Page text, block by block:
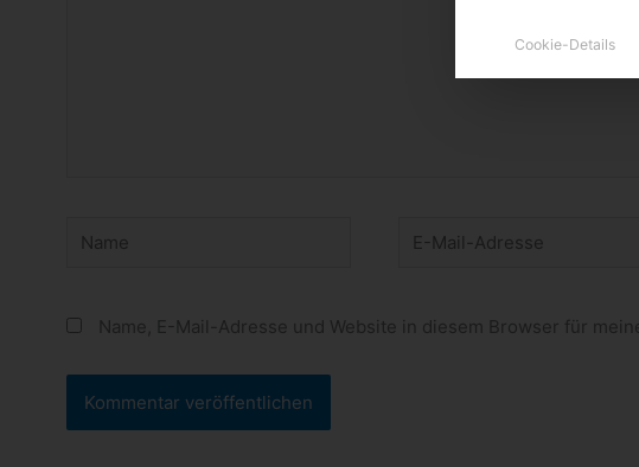
Name
E-
Name, E-Mail-Adresse und Website in diesem Browser für
Cookie-Details